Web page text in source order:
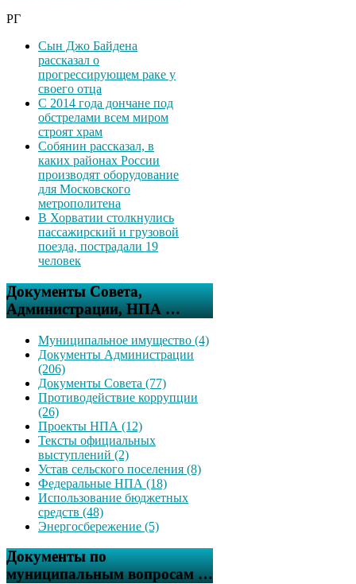
РГ
Сын Джо Байдена
рассказал о
прогрессирующем раке у
своего отца
С 2014 года дончане под
обстрелами всем миром
строят храм
Собянин рассказал, в
каких районах России
производят оборудование
для Московского
метрополитена
В Хорватии столкнулись
пассажирский и грузовой
поезда, пострадали 19
человек
Документы Совета,
Администрации, НПА …
Муниципальное имущество (4)
Документы Администрации
(206)
Документы Совета (77)
Противодействие коррупции
(26)
Проекты НПА (12)
Тексты официальных
выступлений (2)
Устав сельского поселения (8)
Федеральные НПА (18)
Использование бюджетных
средств (48)
Энергосбережение (5)
Документы по
муниципальным вопросам …